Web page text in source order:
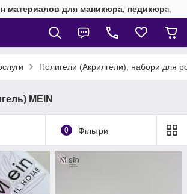
материалов для маникюра, педикюра,
Полигели (Акрилгели), набори для
MEIN
0 Фільтри